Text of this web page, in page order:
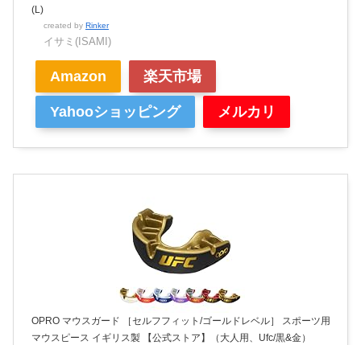
(L)
created by Rinker
イサミ(ISAMI)
Amazon 楽天市場
Yahooショッピング メルカリ
OPRO マウスガード ［セルフフィット/ゴールドレベル］ スポーツ用
マウスピース イギリス製 【公式ストア】（大人用、Ufc/黒&金）